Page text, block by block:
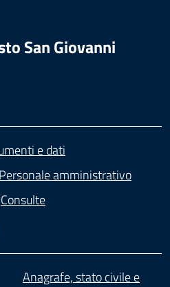
San Giovanni
e dati
Personale amministrativo
Consulte
Anagrafe, stato civile e